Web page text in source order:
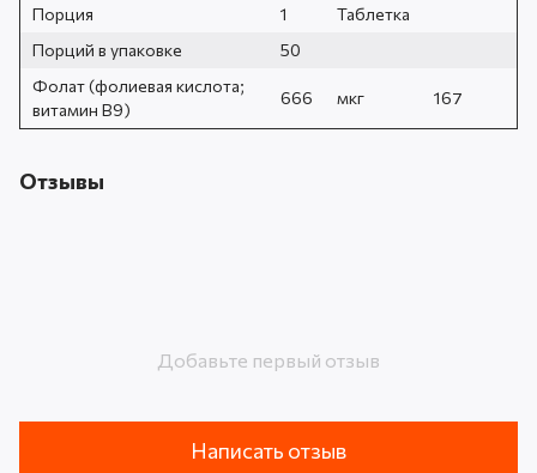
Порция 1
Таблетка
Порций в упаковке
50
Фолат (фолиевая кислота;
витамин В9)
666 мкг 167
Отзывы
Добавьте первый отзыв
Написать отзыв